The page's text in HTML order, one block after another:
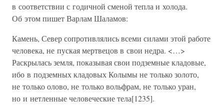
в соответствии с годичной сменой тепла и холода.
Об этом пишет Варлам Шаламов:
Камень, Север сопротивлялись всеми силами этой работе
человека, не пуская мертвецов в свои недра. <…>
Раскрылась земля, показывая свои подземные кладовые,
ибо в подземных кладовых Колымы не только золото,
не только олово, не только вольфрам, не только уран,
но и нетленные человеческие тела[1235].